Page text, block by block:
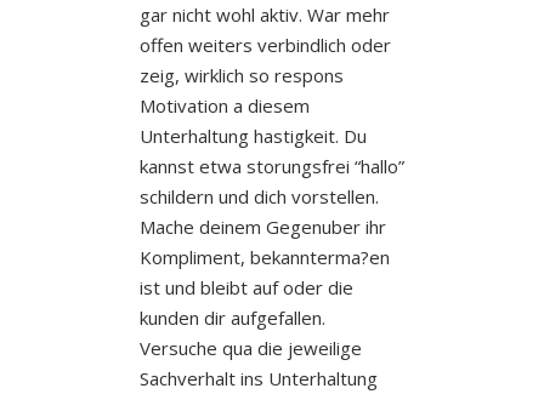
gar nicht wohl aktiv. War mehr
offen weiters verbindlich oder
zeig, wirklich so respons
Motivation a diesem
Unterhaltung hastigkeit. Du
kannst etwa storungsfrei “hallo”
schildern und dich vorstellen.
Mache deinem Gegenuber ihr
Kompliment, bekannterma?en
ist und bleibt auf oder die
kunden dir aufgefallen.
Versuche qua die jeweilige
Sachverhalt ins Unterhaltung